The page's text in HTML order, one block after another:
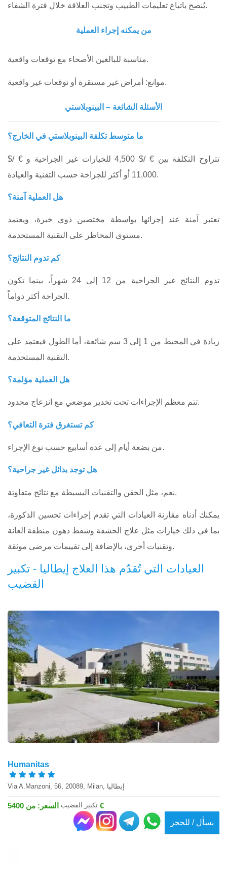
يُنصح باتباع تعليمات الطبيب وتجنب العلاقة خلال فترة الشفاء.
من يمكنه إجراء العملية
مناسبة للبالغين الأصحاء مع توقعات واقعية.
موانع: أمراض غير مستقرة أو توقعات غير واقعية.
الأسئلة الشائعة – البينوبلاستي
ما متوسط تكلفة البينوبلاستي في الخارج؟
تتراوح التكلفة بين € /$ 4,500 للخيارات غير الجراحية و € /$
11,000 أو أكثر للجراحة حسب التقنية والعيادة.
هل العملية آمنة؟
تعتبر آمنة عند إجرائها بواسطة مختصين ذوي خبرة، ويعتمد
مستوى المخاطر على التقنية المستخدمة.
كم تدوم النتائج؟
تدوم النتائج غير الجراحية من 12 إلى 24 شهراً، بينما تكون
الجراحة أكثر دواماً.
ما النتائج المتوقعة؟
زيادة في المحيط من 1 إلى 3 سم شائعة، أما الطول فيعتمد على
التقنية المستخدمة.
هل العملية مؤلمة؟
تتم معظم الإجراءات تحت تخدير موضعي مع انزعاج محدود.
كم تستغرق فترة التعافي؟
من بضعة أيام إلى عدة أسابيع حسب نوع الإجراء.
هل توجد بدائل غير جراحية؟
نعم، مثل الحقن والتقنيات البسيطة مع نتائج متفاوتة.
يمكنك أدناه مقارنة العيادات التي تقدم إجراءات تحسين الذكورة،
بما في ذلك خيارات مثل علاج الحشفة وشفط دهون منطقة العانة
وتقنيات أخرى، بالإضافة إلى تقييمات مرضى موثقة.
العيادات التي تُقدّم هذا العلاج إيطاليا - تكبير
القضيب
Humanitas
Via A.Manzoni, 56, 20089, Milan, إيطاليا
تكبير القضيب السعر: من 5400 €
بسأل / للحجز